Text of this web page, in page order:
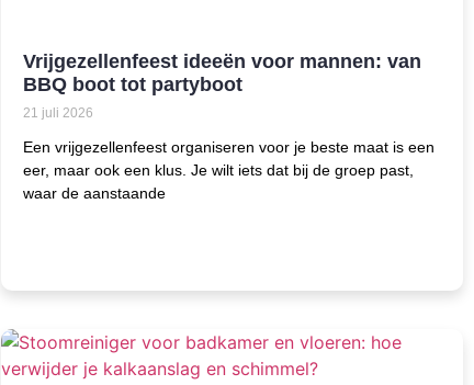
Vrijgezellenfeest ideeën voor mannen: van
BBQ boot tot partyboot
21 juli 2026
Een vrijgezellenfeest organiseren voor je beste maat is een
eer, maar ook een klus. Je wilt iets dat bij de groep past,
waar de aanstaande